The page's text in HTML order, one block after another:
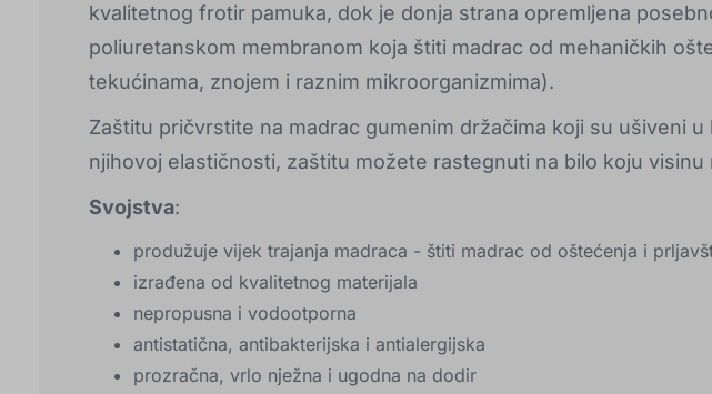
kvalitetnog frotir pamuka, dok je donja strana opremljena
poliuretanskom membranom koja štiti madrac od mehaničkih
tekućinama, znojem i raznim mikroorganizmima).
Zaštitu pričvrstite na madrac gumenim držačima koji su ušiveni u
njihovoj elastičnosti, zaštitu možete rastegnuti na bilo koju visinu
Svojstva:
produžuje vijek trajanja madraca - štiti madrac od oštećenja i
izrađena od kvalitetnog materijala
nepropusna i vodootporna
antistatična, antibakterijska i antialergijska
prozračna, vrlo nježna i ugodna na dodir